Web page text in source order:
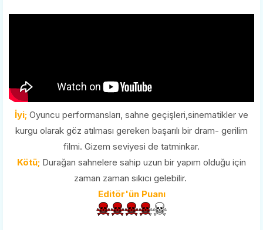
İyi; Oyuncu performansları, sahne geçişleri,sinematikler ve
kurgu olarak göz atılması gereken başarılı bir dram- gerilim
filmi. Gizem seviyesi de tatminkar.
Kötü; Durağan sahnelere sahip uzun bir yapım olduğu için
zaman zaman sıkıcı gelebilir.
Editör'ün Puanı